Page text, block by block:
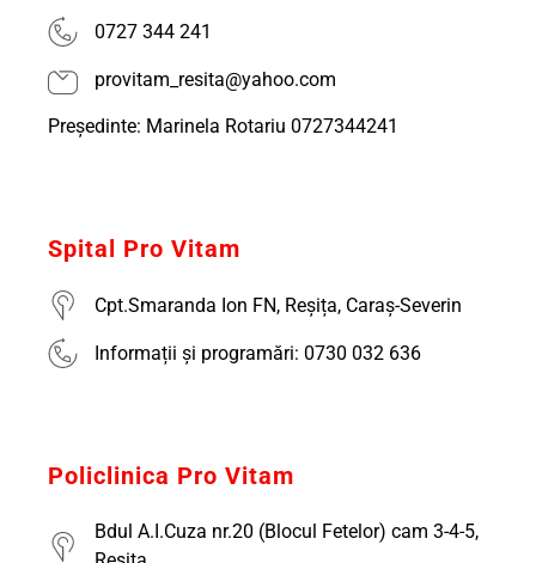
0727 344 241
provitam_resita@yahoo.com
Președinte: Marinela Rotariu 0727344241
Spital Pro Vitam
Cpt.Smaranda Ion FN, Reșița, Caraș-Severin
Informații și programări: 0730 032 636
Policlinica Pro Vitam
Bdul A.I.Cuza nr.20 (Blocul Fetelor) cam 3-4-5,